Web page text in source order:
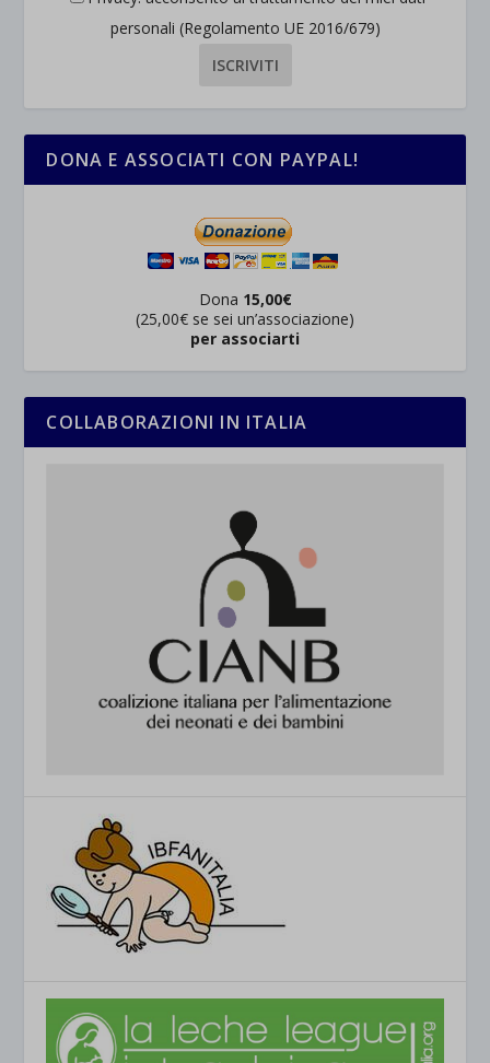
personali (Regolamento UE 2016/679)
DONA E ASSOCIATI CON PAYPAL!
Dona 15,00€
(25,00€ se sei un’associazione)
per associarti
COLLABORAZIONI IN ITALIA